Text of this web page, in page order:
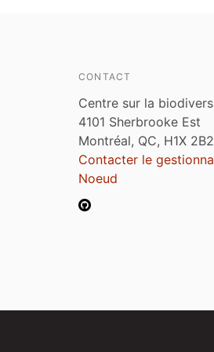
CONTACT
Centre sur la
4101 Sherbrooke Est
Montréal, QC, H1X
Contacter le
Noeud